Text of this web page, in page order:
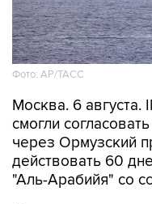
Фото: AP/ТАСС
Москва. 6 августа.
смогли
через Ормузский
действовать 60
"Аль-Арабийя" со